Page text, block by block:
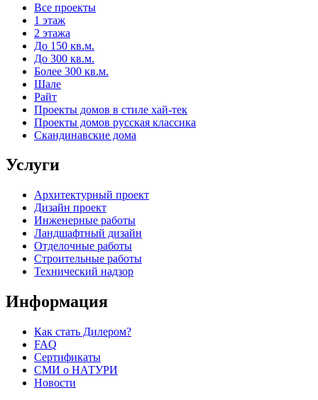
Все проекты
1 этаж
2 этажа
До 150 кв.м.
До 300 кв.м.
Более 300 кв.м.
Шале
Райт
Проекты домов в стиле хай-тек
Проекты домов русская классика
Скандинавские дома
Услуги
Архитектурный проект
Дизайн проект
Инженерные работы
Ландшафтный дизайн
Отделочные работы
Строительные работы
Технический надзор
Информация
Как стать Дилером?
FAQ
Сертификаты
СМИ о НАТУРИ
Новости